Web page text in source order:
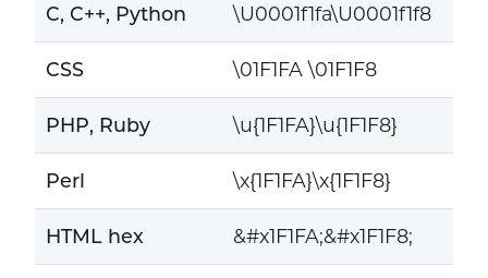
C, C++, Python \U0001f1fa\U0001f1f8
CSS \01F1FA \01F1F8
PHP, Ruby \u{1F1FA}\u{1F1F8}
Perl \x{1F1FA}\x{1F1F8}
HTML hex &#x1F1FA;&#x1F1F8;